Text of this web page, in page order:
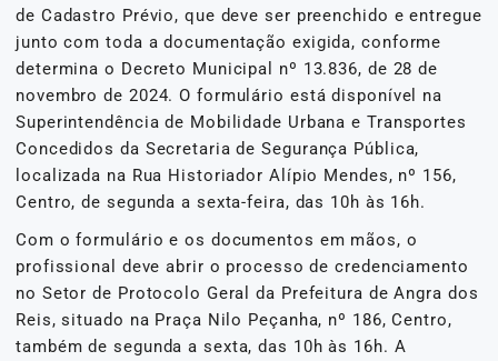
de Cadastro Prévio, que deve ser preenchido e entregue
junto com toda a documentação exigida, conforme
determina o Decreto Municipal nº 13.836, de 28 de
novembro de 2024. O formulário está disponível na
Superintendência de Mobilidade Urbana e Transportes
Concedidos da Secretaria de Segurança Pública,
localizada na Rua Historiador Alípio Mendes, nº 156,
Centro, de segunda a sexta-feira, das 10h às 16h.
Com o formulário e os documentos em mãos, o
profissional deve abrir o processo de credenciamento
no Setor de Protocolo Geral da Prefeitura de Angra dos
Reis, situado na Praça Nilo Peçanha, nº 186, Centro,
também de segunda a sexta, das 10h às 16h. A